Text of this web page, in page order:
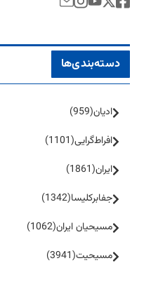
دسته‌بندی‌ها
ادیان(959)
افراط‌گرایی(1101)
ایران(1861)
جفا‌بر‌کلیسا(1342)
مسیحیان ایران(1062)
مسیحیت(3941)